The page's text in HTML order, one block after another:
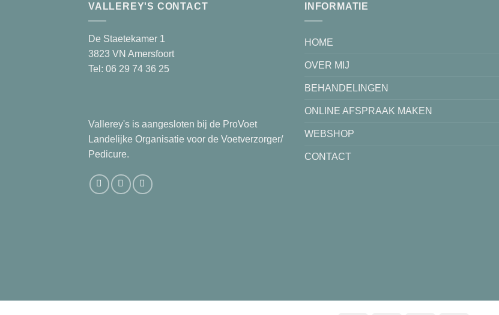
VALLEREY'S CONTACT
De Staetekamer 1
3823 VN Amersfoort
Tel: 06 29 74 36 25
Vallerey's is aangesloten bij de ProVoet
Landelijke Organisatie voor de Voetverzorger/
Pedicure.
INFORMATIE
HOME
OVER MIJ
BEHANDELINGEN
ONLINE AFSPRAAK MAKEN
WEBSHOP
CONTACT